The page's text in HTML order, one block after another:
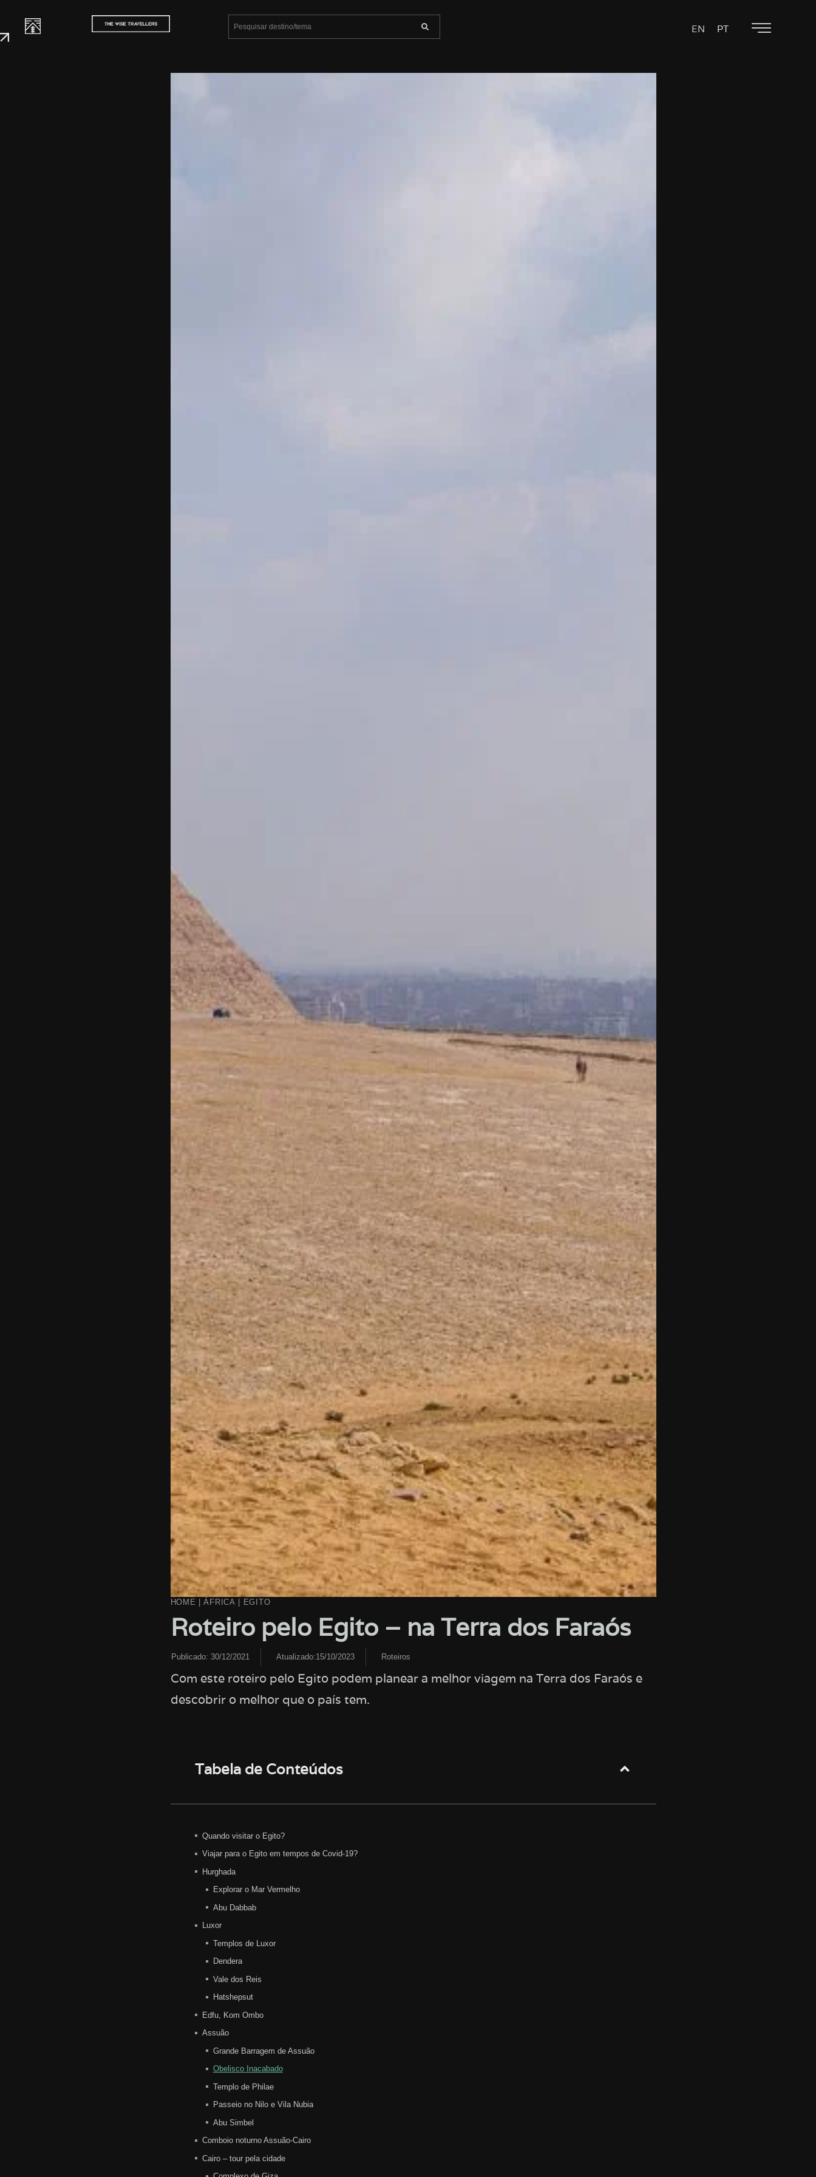
EN PT
HOME |ÁFRICA EGITO
Roteiro pelo Egito – na Terra dos Faraós
Publicado: 30/12/2021 Atualizado:15/10/2023 Roteiros
Com este roteiro pelo Egito podem planear a melhor viagem na Terra dos Faraós e
descobrir o melhor que o país tem.
Tabela de Conteúdos
Quando visitar o Egito?
Viajar para o Egito em tempos de Covid-19?
Hurghada
Explorar o Mar Vermelho
Abu Dabbab
Luxor
Templos de Luxor
Dendera
Vale dos Reis
Hatshepsut
Edfu, Kom Ombo
Assuão
Grande Barragem de Assuão
Obelisco Inacabado
Templo de Philae
Passeio no Nilo e Vila Nubia
Abu Simbel
Comboio noturno Assuão-Cairo
Cairo – tour pela cidade